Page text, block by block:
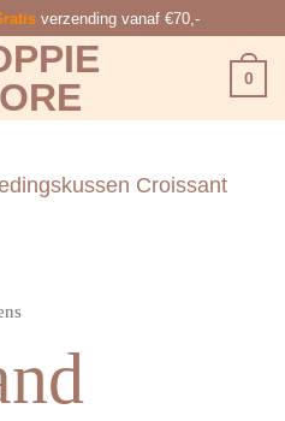
verzending vanaf €70,-
0